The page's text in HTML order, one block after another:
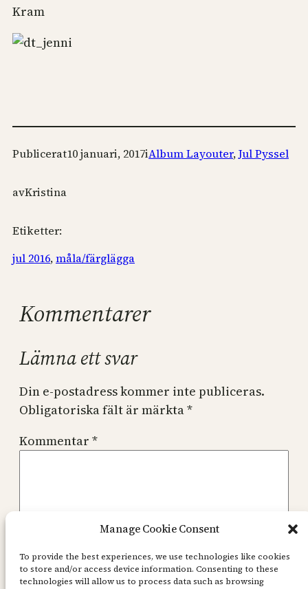
Manage Cookie Consent
To provide the best experiences, we use technologies like cookies
to store and/or access device information. Consenting to these
technologies will allow us to process data such as browsing
Kram
Publicerat10 januari, 2017iAlbum Layouter, Jul Pyssel
avKristina
Etiketter:
jul 2016, måla/färglägga
Kommentarer
Lämna ett svar
Din e-postadress kommer inte publiceras.
Obligatoriska fält är märkta*
Kommentar *
Namn*